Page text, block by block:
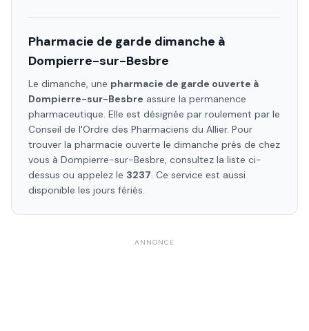
Pharmacie de garde dimanche à
Dompierre-sur-Besbre
Le dimanche, une pharmacie de garde ouverte à
Dompierre-sur-Besbre assure la permanence
pharmaceutique. Elle est désignée par roulement par le
Conseil de l'Ordre des Pharmaciens du Allier. Pour
trouver la pharmacie ouverte le dimanche près de chez
vous à Dompierre-sur-Besbre, consultez la liste ci-
dessus ou appelez le 3237. Ce service est aussi
disponible les jours fériés.
ANNONCE